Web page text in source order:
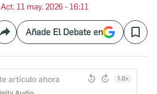
Act. 11 may. 2026 - 16:11
CompartirAñade El Debate en Save